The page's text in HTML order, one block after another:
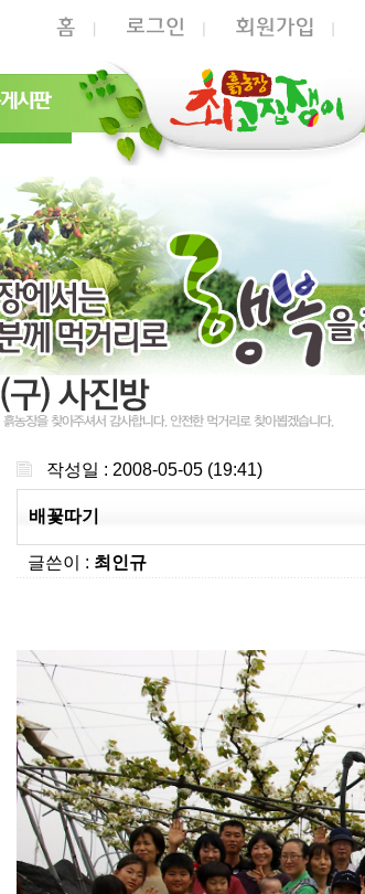
작성일 : 2008-05-05 (19:41)
배꽃따기
글쓴이 : 최인규